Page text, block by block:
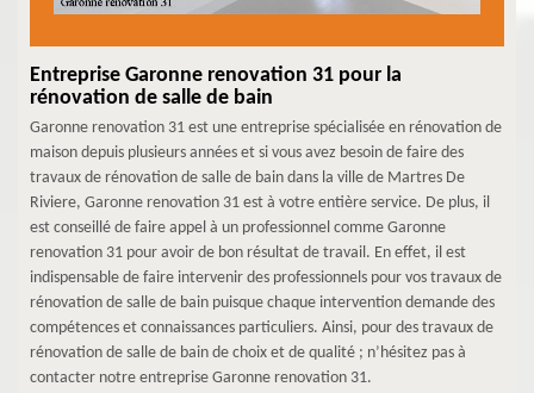
Entreprise Garonne renovation 31 pour la
rénovation de salle de bain
Garonne renovation 31 est une entreprise spécialisée en rénovation de
maison depuis plusieurs années et si vous avez besoin de faire des
travaux de rénovation de salle de bain dans la ville de Martres De
Riviere, Garonne renovation 31 est à votre entière service. De plus, il
est conseillé de faire appel à un professionnel comme Garonne
renovation 31 pour avoir de bon résultat de travail. En effet, il est
indispensable de faire intervenir des professionnels pour vos travaux de
rénovation de salle de bain puisque chaque intervention demande des
compétences et connaissances particuliers. Ainsi, pour des travaux de
rénovation de salle de bain de choix et de qualité ; n’hésitez pas à
contacter notre entreprise Garonne renovation 31.